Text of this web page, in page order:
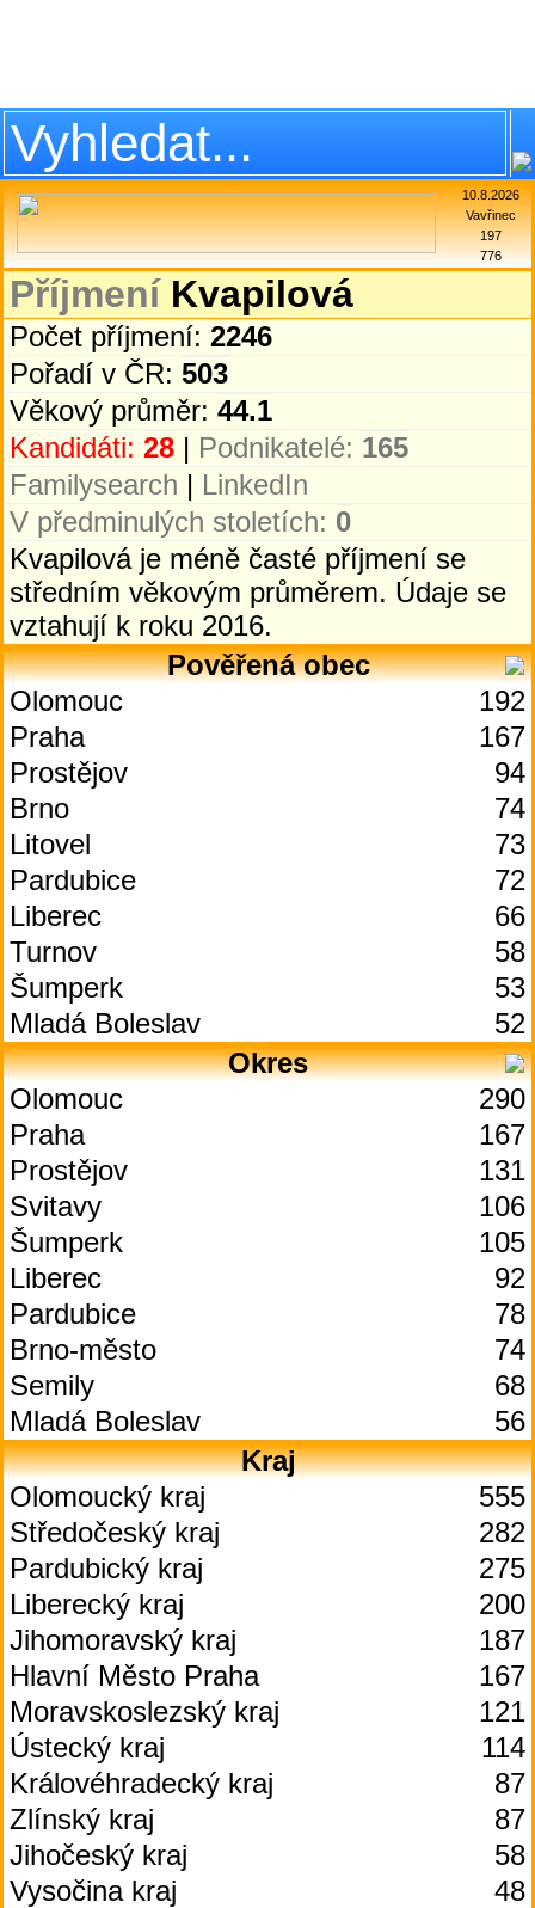
10.8.2026
Vavřinec
197
776
PříjmeníKvapilová
Počet příjmení: 2246
Pořadí v ČR: 503
Věkový průměr: 44.1
Kandidáti: 28 | Podnikatelé: 165
Familysearch | LinkedIn
V předminulých stoletích: 0
Kvapilová je méně časté příjmení se
středním věkovým průměrem. Údaje se
vztahují k roku 2016.
Pověřená obec
Olomouc
192
Praha
167
Prostějov
94
Brno
74
Litovel
73
Pardubice
72
Liberec
66
Turnov
58
Šumperk
53
Mladá Boleslav
52
Okres
Olomouc
290
Praha
167
Prostějov
131
Svitavy
106
Šumperk
105
Liberec
92
Pardubice
78
Brno-město
74
Semily
68
Mladá Boleslav
56
Kraj
Olomoucký kraj
555
Středočeský kraj
282
Pardubický kraj
275
Liberecký kraj
200
Jihomoravský kraj
187
Hlavní Město Praha
167
Moravskoslezský kraj
121
Ústecký kraj
114
Královéhradecký kraj
87
Zlínský kraj
87
Jihočeský kraj
58
Vysočina kraj
48